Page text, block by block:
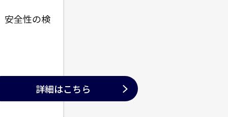
安全性の検
詳細はこちら